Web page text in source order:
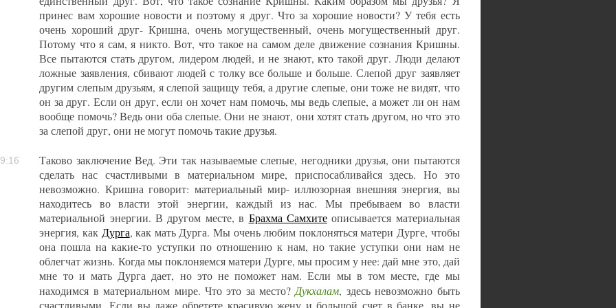
принес вам хорошие новости и поэтому я друг. Что за хорошие новости? У тебя есть
очень хороший друг- Кришна, очень могущественный, очень могущественный друг.
Потому что я сам, я никто. Вот, что такое на самом деле движение сознания Кришны.
Все пытаются стать другом, лидером людей, и не знают, кто такой друг. Люди делают
ложные заявления, сбивают людей с толку все больше и больше. Слепой друг заявляет
другим слепым друзьям, я слепой защищу тебя, а другие слепые, они тоже не видят, что
он за друг. Если он друг, если он хочет нам помочь, мы ведь слепые, а может ли он нам
вообще помочь? Ведь они оба слепые. Они не знают, они хотят стать другом, но что это
за слепой друг, они не могут помочь такие друзья.
Таково заключение Вед. Эти так называемые слепые, негодники друзья, они пытаются
сделать нас счастливыми в материальном мире, приспосабливайся здесь. Но это
невозможно. Кришна говорит: материальный мир- иллюзорная внешняя энергия, вы
находитесь во власти этой энергии, каждый из нас. Мы пребываем во власти
материальной энергии. В другом месте, в Брахма Самхитеописывается материальная
энергия, как Дурга, как мать Дурга. Мы очень любим поклоняться матери Дурге, чтобы
она пошла на какие-то уступки по отношению к нам, но такие уступки они нам не
облегчат жизнь. Когда мы поклоняемся матери Дурге, мы просим у нее: дай мне это, дай
мне то и мать Дурга дает, но это не поможет нам. Если мы в том месте, где мы
находимся в материальном мире. Что это за место? Дукхалам, здесь невозможно быть
счастливыми. Если вы даже обретете красивую жену и большой счет в банке, вы не